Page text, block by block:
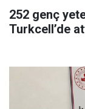
252 genç
Turkcell’de